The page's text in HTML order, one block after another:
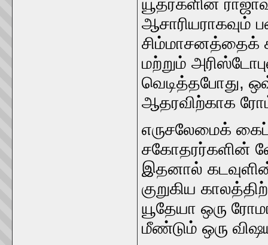
யூதர்களின்
சிம்மாசனத்தைக்
மற்றும்
வெடித்தபோது,
ஆதரவிற்காக
எருசலேமைக்
சகோதரர்களின்
இதனால்
குறுகிய
யூதேயா ஒரு
மீண்டும் ஒரு